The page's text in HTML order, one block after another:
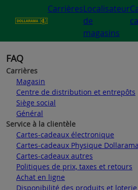
CarrièresLocalisateur
de
magasins
FAQ
Carrières
Magasin
Centre de distribution et entrepôts
Siège social
Général
Service à la clientèle
Cartes-cadeaux électronique
Cartes-cadeaux Physique Dollarama
Cartes-cadeaux autres
Politiques de prix, taxes et retours
Achat en ligne
Disponibilité des produits et loterie